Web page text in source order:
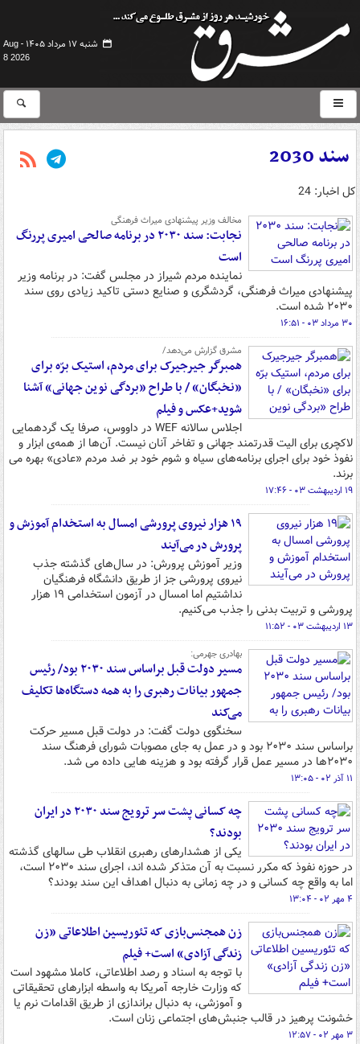
شنبه ۱۷ مرداد ۱۴۰۵ -
Aug
8 2026
سند 2030
کل اخبار: 24
مخالف وزیر پیشنهادی میراث فرهنگی
نجابت: سند ۲۰۳۰ در برنامه صالحی امیری پررنگ
است
نماینده مردم شیراز در مجلس گفت: در برنامه وزیر
پیشنهادی میراث فرهنگی، گردشگری و صنایع دستی تاکید زیادی روی سند
۲۰۳۰ شده است.
۳۰ مرداد ۰۳ - ۱۶:۵۱
مشرق گزارش می‌دهد/
همبرگر جیرجیرک برای مردم، استیک برّه برای
«نخبگان» / با طراح «بردگی نوین جهانی» آشنا
شوید+عکس و فیلم
اجلاس سالانه WEF در داووس، صرفا یک گردهمایی
لاکچری برای الیت قدرتمند جهانی و تفاخر آنان نیست. آن‌ها از همه‌ی ابزار و
نفوذ خود برای اجرای برنامه‌های سیاه و شوم خود بر ضد مردم «عادی» بهره می
برند.
۱۹ اردیبهشت ۰۳ - ۱۷:۴۶
۱۹ هزار نیروی پرورشی امسال به استخدام آموزش و
پرورش در می‌آیند
وزیر آموزش پرورش: در سال‌های گذشته جذب
نیروی پرورشی جز از طریق دانشگاه فرهنگیان
نداشتیم اما امسال در آزمون استخدامی ۱۹ هزار
پرورشی و تربیت بدنی را جذب می‌کنیم.
۱۳ اردیبهشت ۰۳ - ۱۱:۵۲
بهادری جهرمی:
مسیر دولت قبل براساس سند ۲۰۳۰ بود/ رئیس
جمهور بیانات رهبری را به همه دستگاه‌ها تکلیف
می‌کند
سخنگوی دولت گفت: در دولت قبل مسیر حرکت
براساس سند ۲۰۳۰ بود و در عمل به جای مصوبات شورای فرهنگ سند
۲۰۳۰ها در مسیر عمل قرار گرفته بود و هزینه هایی داده می شد.
۱۱ آذر ۰۲ - ۱۳:۰۵
چه کسانی پشت سر ترویج سند ۲۰۳۰ در ایران
بودند؟
یکی از هشدارهای رهبری انقلاب طی سالهای گذشته
در حوزه نفوذ که مکرر نسبت به آن متذکر شده اند، اجرای سند ۲۰۳۰ است،
اما به واقع چه کسانی و در چه زمانی به دنبال اهداف این سند بودند؟
۴ مهر ۰۲ - ۱۳:۰۴
زن همجنس‌بازی که تئوریسین اطلاعاتی «زن
زندگی آزادی» است+ فیلم
با توجه به اسناد و رصد اطلاعاتی، کاملا مشهود است
که وزارت خارجه آمریکا به واسطه ابزارهای تحقیقاتی
و آموزشی، به دنبال براندازی از طریق اقدامات نرم یا
خشونت پرهیز در قالب جنبش‌های اجتماعی زنان است.
۳ مهر ۰۲ - ۱۲:۵۷